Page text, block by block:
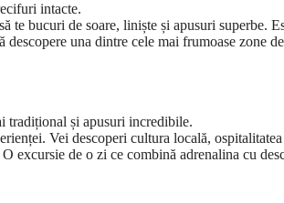
intacte.
te bucuri de soare, liniște și apusuri superbe.
una dintre cele mai frumoase zone
tradițional și apusuri incredibile.
Vei descoperi cultura locală,
excursie de o zi ce combină adrenalina cu